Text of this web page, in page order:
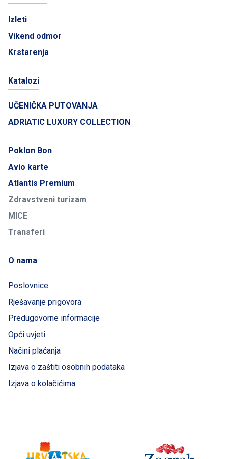
Izleti
Vikend odmor
Krstarenja
Katalozi
UČENIČKA PUTOVANJA
ADRIATIC LUXURY COLLECTION
Poklon Bon
Avio karte
Atlantis Premium
Zdravstveni turizam
MICE
Transferi
O nama
Poslovnice
Rješavanje prigovora
Predugovorne informacije
Opći uvjeti
Načini plaćanja
Izjava o zaštiti osobnih podataka
Izjava o kolačićima